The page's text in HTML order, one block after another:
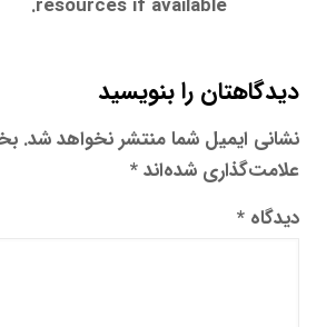
resources if available.
دیدگاهتان را بنویسید
نشانی ایمیل شما منتشر نخواهد شد.
علامت‌گذاری شده‌اند*
دیدگاه *